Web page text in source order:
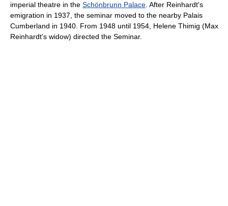
imperial theatre in the Schönbrunn Palace . After Reinhardt's
emigration in 1937, the seminar moved to the nearby Palais
Cumberland in 1940. From 1948 until 1954, Helene Thimig (Max
Reinhardt's widow) directed the Seminar.